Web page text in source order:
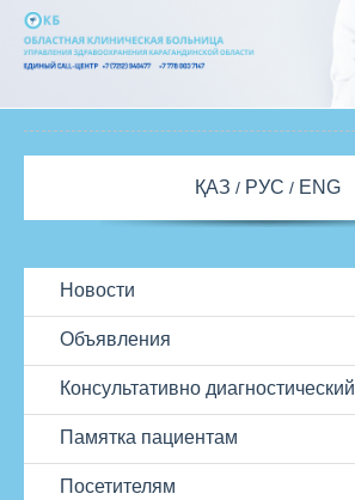
ҚАЗ РУС ENG
Новости
Объявления
Консультативно
Памятка пациентам
Посетителям